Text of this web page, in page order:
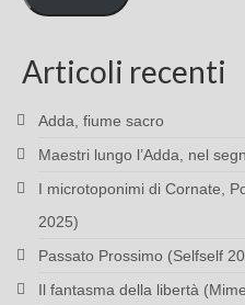
Articoli recenti
Adda, fiume sacro
Maestri lungo l’Adda, nel
I microtoponimi di Cornate,
2025)
Passato Prossimo (Selfself
Il fantasma della libertà